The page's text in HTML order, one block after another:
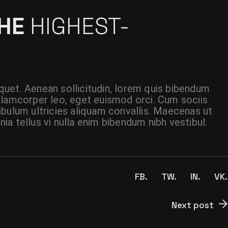
HIGHEST-
Aenean sollicitudin, lorem quis bibendum
leo, eget euismod orci. Cum sociis
ultricies aliquam convallis. Maecenas ut
tellus vi nulla enim bibendum nibh vestibul.
FB. TW. IN. VK.
Next post